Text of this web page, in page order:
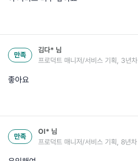
만족
김다* 님
프로덕트 매니저/서비스 기획, 3년차
좋아요
만족
Ol* 님
프로덕트 매니저/서비스 기획, 8년차